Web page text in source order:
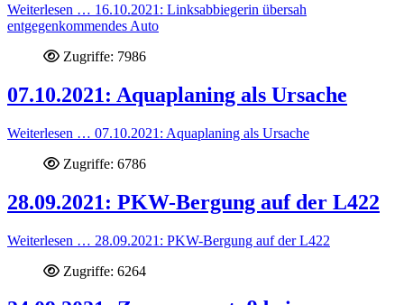
Weiterlesen … 16.10.2021: Linksabbiegerin übersah
entgegenkommendes Auto
Zugriffe: 7986
07.10.2021: Aquaplaning als Ursache
Weiterlesen … 07.10.2021: Aquaplaning als Ursache
Zugriffe: 6786
28.09.2021: PKW-Bergung auf der L422
Weiterlesen … 28.09.2021: PKW-Bergung auf der L422
Zugriffe: 6264